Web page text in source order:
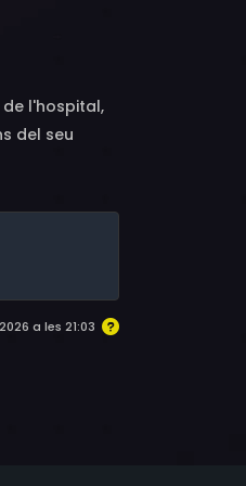
E.J. André,
Coit,
l'hospital,
del seu
Eddie
però no
a les 21:03